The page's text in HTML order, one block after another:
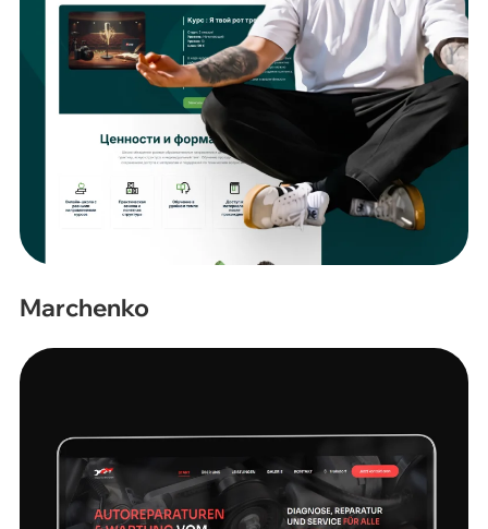
Marchenko